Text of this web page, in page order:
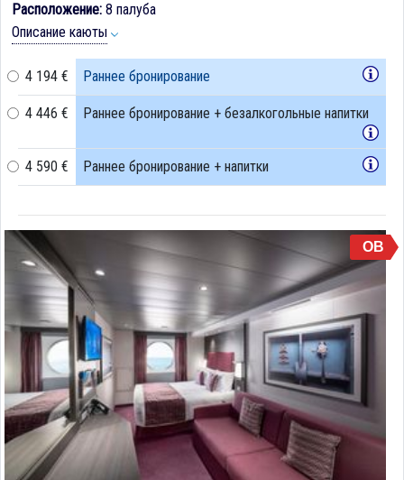
Расположение: 8 палуба
Описание каюты
4 194 € Раннее бронирование
4 446 € Раннее бронирование + безалкогольные напитки
4 590 € Раннее бронирование + напитки
OB